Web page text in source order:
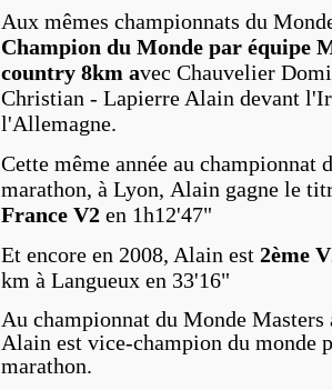
Aux mêmes championnats du
Champion du Monde par équipe
country 8km avec Chauvelier
Christian - Lapierre Alain devant
l'Allemagne.
Cette même année au championnat
marathon, à Lyon, Alain gagne le
France V2 en 1h12'47"
Et encore en 2008, Alain est 2ème
km à Langueux en 33'16"
Au championnat du Monde Masters
Alain est vice-champion du monde
marathon.